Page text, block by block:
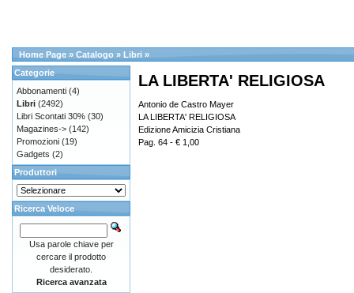
Home Page » Catalogo » Libri »
LA LIBERTA' RELIGIOSA
Antonio de Castro Mayer
LA LIBERTA' RELIGIOSA
Edizione Amicizia Cristiana
Pag. 64 - € 1,00
Categorie
Abbonamenti (4)
Libri (2492)
Libri Scontati 30% (30)
Magazines-> (142)
Promozioni (19)
Gadgets (2)
Produttori
Ricerca Veloce
Usa parole chiave per
cercare il prodotto
desiderato.
Ricerca avanzata